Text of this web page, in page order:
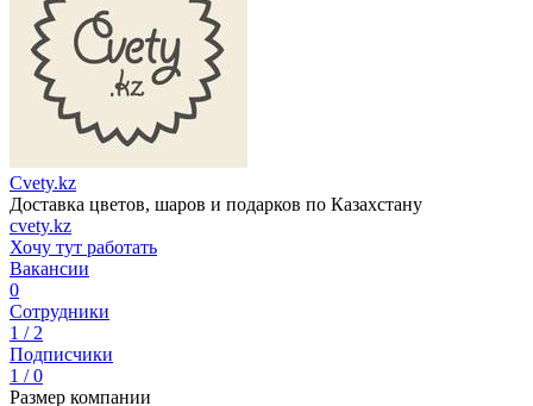
Cvety.kz
Доставка цветов, шаров и подарков по Казахстану
cvety.kz
Хочу тут работать
Вакансии
0
Сотрудники
1 / 2
Подписчики
1 / 0
Размер компании